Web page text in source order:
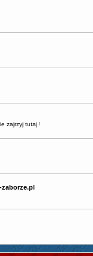
zajrzyj tutaj !
zaborze.pl